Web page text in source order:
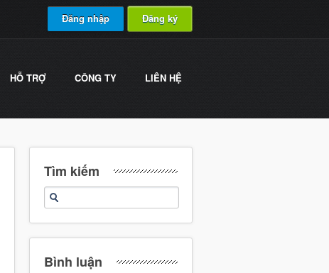
Đăng nhập Đăng ký
HỖ TRỢ CÔNG TY LIÊN HỆ
Tìm kiếm
Bình luận